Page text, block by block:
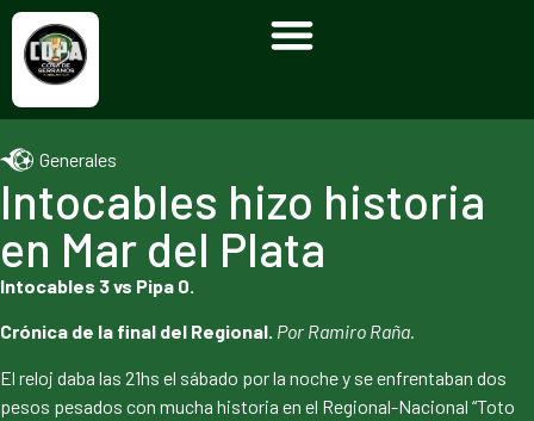
Generales
Intocables hizo historia
en Mar del Plata
Intocables 3 vs Pipa 0.
Crónica de la final del Regional. Por Ramiro Raña.
El reloj daba las 21hs el sábado por la noche y se enfrentaban dos
pesos pesados con mucha historia en el Regional-Nacional “Toto